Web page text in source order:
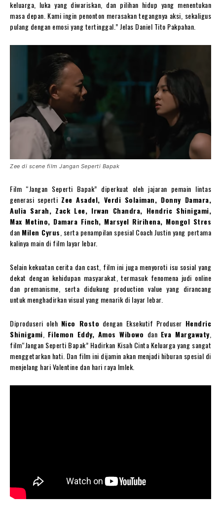
keluarga, luka yang diwariskan, dan pilihan hidup yang menentukan
masa depan. Kami ingin penonton merasakan tegangnya aksi, sekaligus
pulang dengan emosi yang tertinggal.” Jelas Daniel Tito Pakpahan.
Zee di scene film Jangan Seperti Bapak
Film “Jangan Seperti Bapak” diperkuat oleh jajaran pemain lintas
generasi seperti Zee Asadel, Verdi Solaiman, Donny Damara,
Aulia Sarah, Zack Lee, Irwan Chandra, Hendric Shinigami,
Max Metino, Damara Finch, Marsyel Ririhena, Mongol Stres
dan Milen Cyrus , serta penampilan spesial Coach Justin yang pertama
kalinya main di film layar lebar.
Selain kekuatan cerita dan cast, film ini juga menyoroti isu sosial yang
dekat dengan kehidupan masyarakat, termasuk fenomena judi online
dan premanisme, serta didukung production value yang dirancang
untuk menghadirkan visual yang menarik di layar lebar.
Diproduseri oleh Nico Rosto dengan Eksekutif Produser Hendric
Shinigami Filemon Eddy, Amos Wibowo dan Eva Margawaty
film“Jangan Seperti Bapak” Hadirkan Kisah Cinta Keluarga yang sangat
menggetarkan hati. Dan film ini dijamin akan menjadi hiburan spesial di
menjelang hari Valentine dan hari raya Imlek.